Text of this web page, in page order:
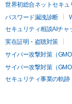
世界初総合ネットセキュ
パスワード漏洩診断
セキュリティ相談AIチャ
実在証明・盗聴対策
サイバー攻撃対策（
サイバー攻撃対策（GMO
セキュリティ事業の軌跡